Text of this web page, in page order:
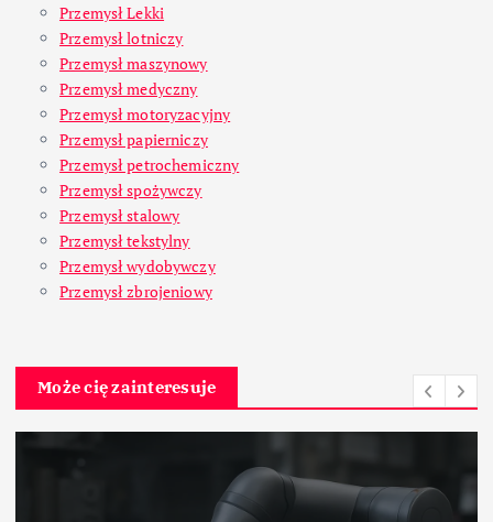
Przemysł Lekki
Przemysł lotniczy
Przemysł maszynowy
Przemysł medyczny
Przemysł motoryzacyjny
Przemysł papierniczy
Przemysł petrochemiczny
Przemysł spożywczy
Przemysł stalowy
Przemysł tekstylny
Przemysł wydobywczy
Przemysł zbrojeniowy
Może cię zainteresuje